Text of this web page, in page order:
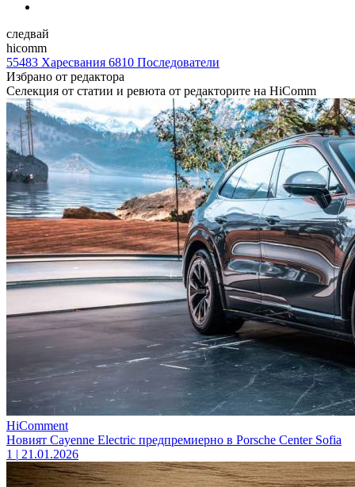
следвай
hicomm
55483 Харесвания 6810 Последователи
Избрано от редактора
Селекция от статии и ревюта от редакторите на HiComm
HiComment
Новият Cayenne Electric предпремиерно в Porsche Center Sofia
1 | 21.01.2026